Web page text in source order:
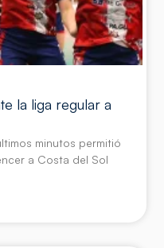
la liga regular a
minutos permitió
a Costa del Sol